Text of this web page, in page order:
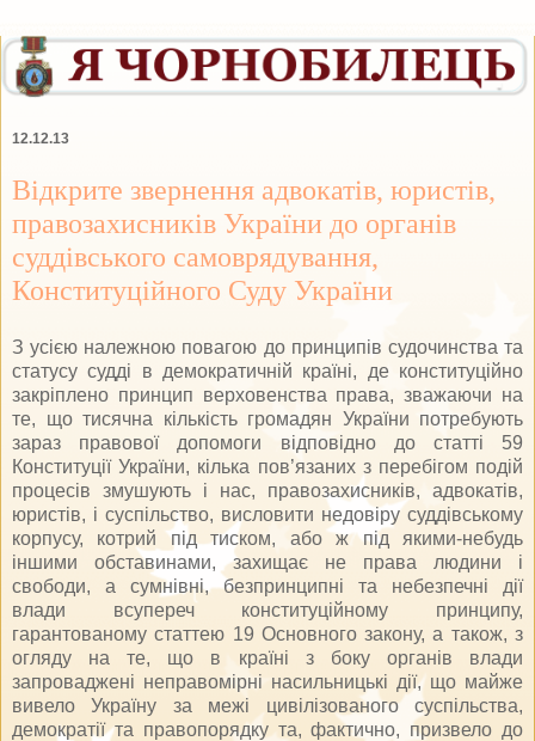
12.12.13
Відкрите звернення адвокатів, юристів,
правозахисників України до органів
суддівського самоврядування,
Конституційного Суду України
З усією належною повагою до принципів судочинства та
статусу судді в демократичній країні, де конституційно
закріплено принцип верховенства права, зважаючи на
те, що тисячна кількість громадян України потребують
зараз правової допомоги відповідно до статті 59
Конституції України, кілька пов’язаних з перебігом подій
процесів змушують і нас, правозахисників, адвокатів,
юристів, і суспільство, висловити недовіру суддівському
корпусу, котрий під тиском, або ж під якими-небудь
іншими обставинами, захищає не права людини і
свободи, а сумнівні, безпринципні та небезпечні дії
влади всупереч конституційному принципу,
гарантованому статтею 19 Основного закону, а також, з
огляду на те, що в країні з боку органів влади
запроваджені неправомірні насильницькі дії, що майже
вивело Україну за межі цивілізованого суспільства,
демократії та правопорядку та, фактично, призвело до